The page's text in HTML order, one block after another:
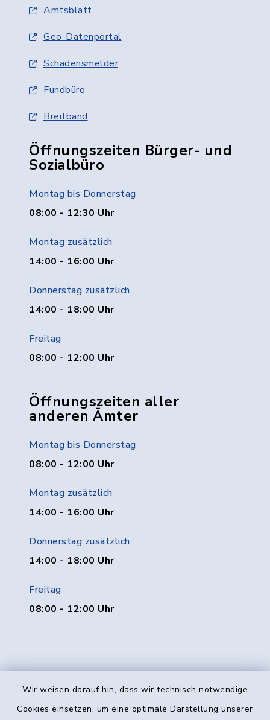
Wir weisen darauf hin, dass wir technisch notwendige
Cookies einsetzen, um eine optimale Darstellung unserer
Amtsblatt
Geo-Datenportal
Schadensmelder
Fundbüro
Breitband
Öffnungszeiten Bürger- und
Sozialbüro
Montag bis Donnerstag
08:00 - 12:30 Uhr
Montag zusätzlich
14:00 - 16:00 Uhr
Donnerstag zusätzlich
14:00 - 18:00 Uhr
Freitag
08:00 - 12:00 Uhr
Öffnungszeiten aller
anderen Ämter
Montag bis Donnerstag
08:00 - 12:00 Uhr
Montag zusätzlich
14:00 - 16:00 Uhr
Donnerstag zusätzlich
14:00 - 18:00 Uhr
Freitag
08:00 - 12:00 Uhr
Kontakt